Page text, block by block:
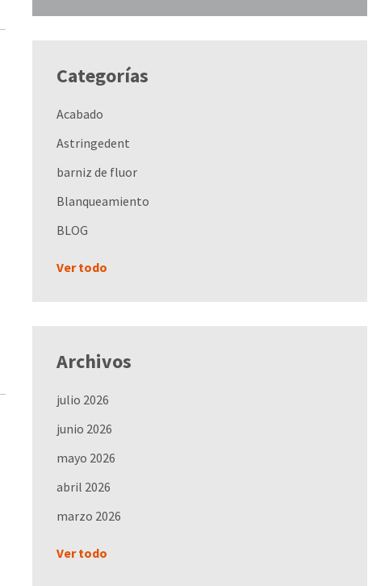
Categorías
Acabado
Astringedent
barniz de fluor
Blanqueamiento
BLOG
Ver todo
Archivos
julio 2026
junio 2026
mayo 2026
abril 2026
marzo 2026
Ver todo